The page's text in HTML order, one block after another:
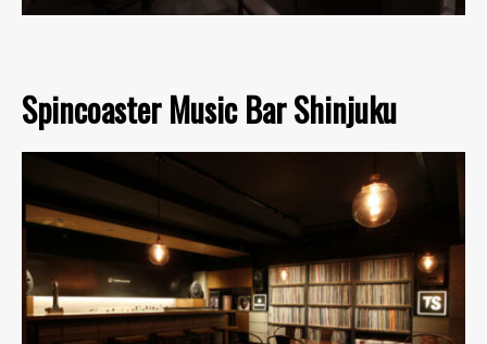
Spincoaster Music Bar Shinjuku